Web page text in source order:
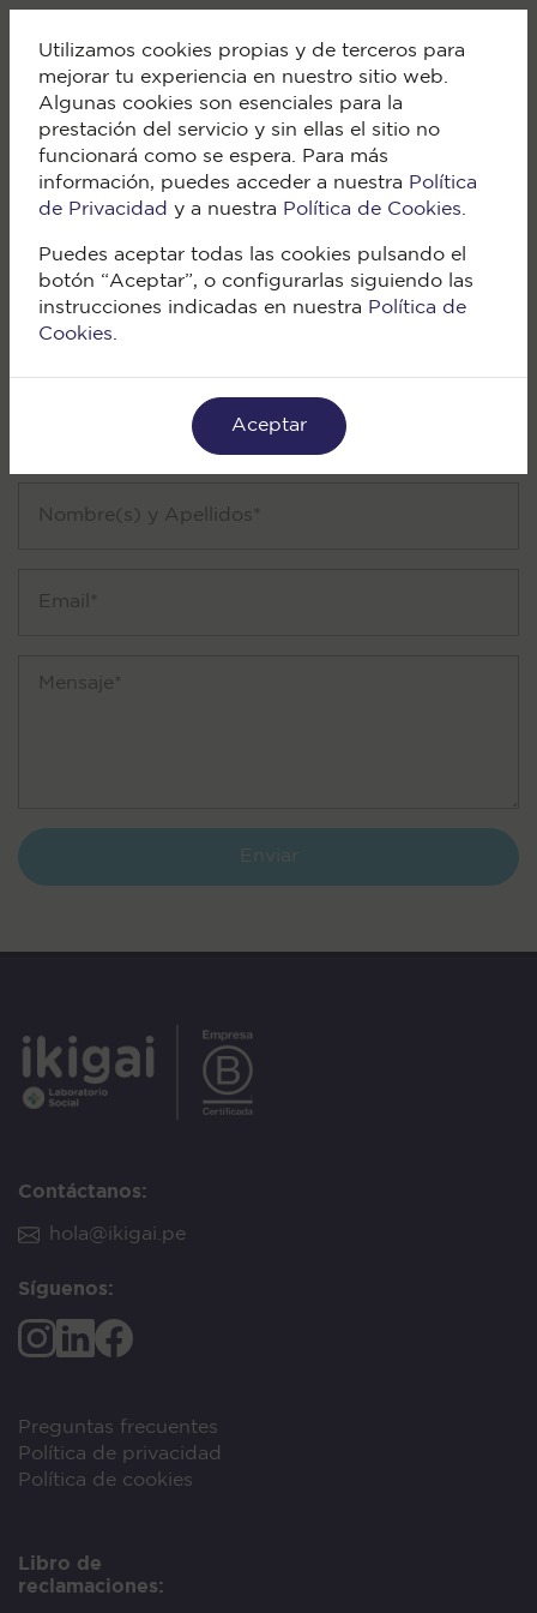
Utilizamos cookies propias y de terceros para
mejorar tu experiencia en nuestro sitio web.
Algunas cookies son esenciales para la
prestación del servicio y sin ellas el sitio no
funcionará como se espera. Para más
información, puedes acceder a nuestra Política
de Privacidad y a nuestra Política de Cookies.
Puedes aceptar todas las cookies pulsando el
botón “Aceptar”, o configurarlas siguiendo las
instrucciones indicadas en nuestra Política de
Cookies.
Aceptar
Contáctanos
Correo:
Contáctanos:
hola@ikigai.pe
Síguenos:
Preguntas frecuentes
Política de privacidad
Política de cookies
Libro de
reclamaciones: